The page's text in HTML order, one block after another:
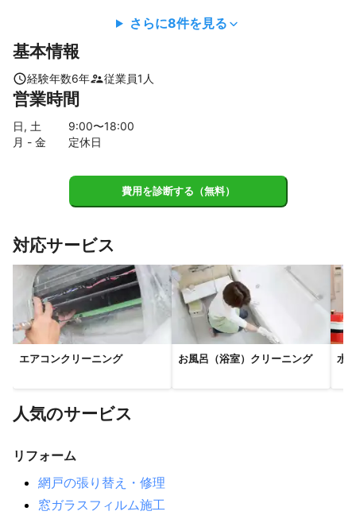
さらに8件を見る
基本情報
経験年数6年 従業員1 人
営業時間
日, 土 9:00〜18:00
月 - 金
定休日
費用を診断する（無料）
対応サービス
エアコンクリーニング お風呂（浴室）クリーニング 水
人気のサービス
リフォーム
網戸の張り替え・修理
窓ガラスフィルム施工